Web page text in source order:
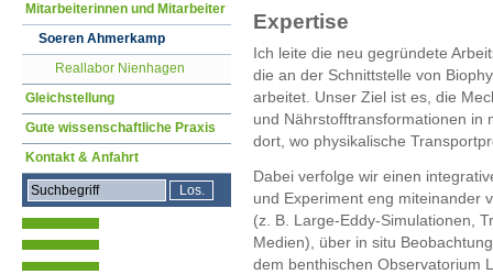
Expertise
Ich leite die neu gegründete
die an der Schnittstelle von
arbeitet. Unser Ziel ist es, die
und Nährstofftransformationen in
dort, wo physikalische
Dabei verfolge wir einen
und Experiment eng miteinander
(z. B. Large-Eddy-Simulationen,
Medien), über in situ
dem benthischen Observatorium
Mitarbeiterinnen und Mitarbeiter
Soeren Ahmerkamp
Reallabor Nienhagen
Gleichstellung
Gute wissenschaftliche Praxis
Kontakt & Anfahrt